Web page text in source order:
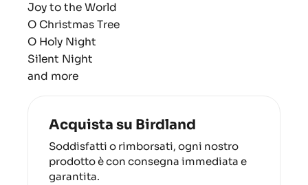
Joy to the World
O Christmas Tree
O Holy Night
Silent Night
and more
Acquista su Birdland
Soddisfatti o rimborsati, ogni nostro
prodotto è con consegna immediata e
garantita.